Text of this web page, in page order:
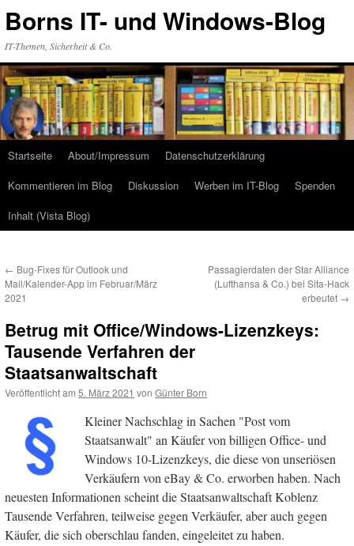
Inhalt
Borns IT- und Windows-Blog
IT-Themen, Sicherheit & Co.
Startseite About/Impressum
Datenschutzerklärung
Kommentieren im Blog
Diskussion Werben im IT-Blog
Spenden
Inhalt (Vista Blog)
← Bug-Fixes für Outlook und
Mail/Kalender-App im Februar/März
2021
Passagierdaten der Star Alliance
(Lufthansa & Co.) bei Sita-Hack
erbeutet →
Betrug mit Office/Windows-Lizenzkeys:
Tausende Verfahren der
Staatsanwaltschaft
Veröffentlicht am 5. März 2021 von Günter Born
Kleiner Nachschlag in Sachen "Post vom
Staatsanwalt" an Käufer von billigen Office- und
Windows 10-Lizenzkeys, die diese von unseriösen
Verkäufern von eBay & Co. erworben haben. Nach
neuesten Informationen scheint die Staatsanwaltschaft Koblenz
Tausende Verfahren, teilweise gegen Verkäufer, aber auch gegen
Käufer, die sich oberschlau fanden, eingeleitet zu haben.